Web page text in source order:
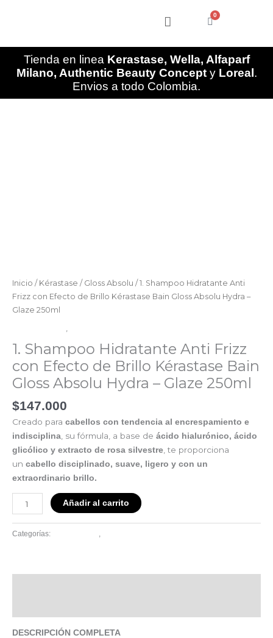
0
Cart
Tienda en linea Kerastase, Wella, Alfaparf
Milano, Authentic Beauty Concepty Loreal .
Envios a todo Colombia.
Inicio / Kérastase / Gloss Absolu / 1. Shampoo Hidratante Anti
Frizz con Efecto de Brillo Kérastase Bain Gloss Absolu Hydra –
Glaze 250ml
1. Shampoo Hidratante Anti Frizz
con Efecto de Brillo Kérastase Bain
Gloss Absolu Hydra – Glaze 250ml
$147.000
Creado para cabellos con tendencia al encrespamiento e
indisciplina , su fórmula, a base de ácido hialurónico, ácido
glicólico y extracto de rosa silvestre , te proporciona
un cabello disciplinado, suave, ligero y con un
extraordinario brillo.
Hydra
–
Glaze
Añadir al carrito
Categorías: ,
DESCRIPCIÓN COMPLETA